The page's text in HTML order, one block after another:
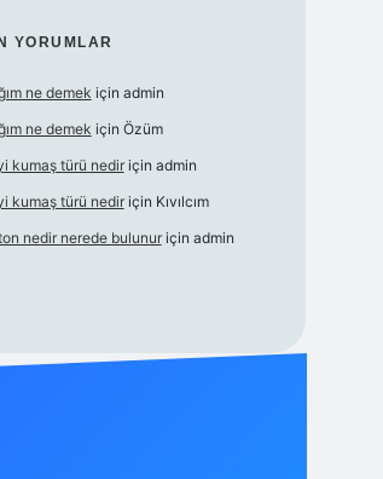
YORUMLAR
ne demek için admin
ne demek için Özüm
kumaş türü nediriçin admin
kumaş türü nediriçin Kıvılcım
nedir nerede bulunuriçin admin